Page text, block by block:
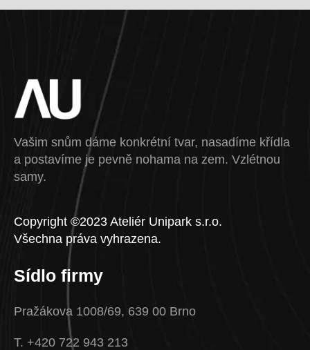
Vašim snům dáme konkrétní tvar, nasadíme křídla
a postavíme je pevně nohama na zem. Vzlétnou
samy.
Copyright ©2023 Ateliér Unipark s.r.o.
Všechna práva vyhrazena.
Sídlo firmy
Pražákova 1008/69, 639 00 Brno
T. +420 722 943 213